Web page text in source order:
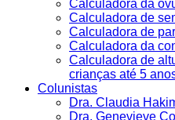
Calculadora da
Calculadora de
Calculadora de
Calculadora da
Calculadora de
crianças até 5
Colunistas
Dra. Claudia
Dra. Genevieve